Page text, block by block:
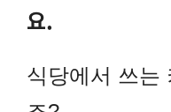
요.
식당에서 쓰는